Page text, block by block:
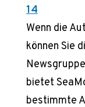
14
Wenn die
können Sie
bietet
bestimmte